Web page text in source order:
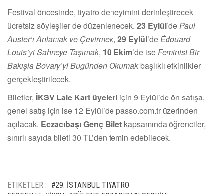
Festival öncesinde, tiyatro deneyimini derinleştirecek
ücretsiz söyleşiler de düzenlenecek. 23 Eylül’dePaul
Auster’ı Anlamak ve Çevirmek, 29 Eylül’deÉdouard
Louis’yi Sahneye Taşımak, 10 Ekim’de iseFeminist Bir
Bakışla Bovary’yi Bugünden Okumak başlıklı etkinlikler
gerçekleştirilecek.
Biletler, İKSV Lale Kart üyeleri için 9 Eylül’de ön satışa,
genel satış için ise 12 Eylül’de passo.com.tr üzerinden
açılacak. Eczacıbaşı Genç Bilet kapsamında öğrenciler,
sınırlı sayıda bileti 30 TL’den temin edebilecek.
ETIKETLER : #29. İSTANBUL TIYATRO